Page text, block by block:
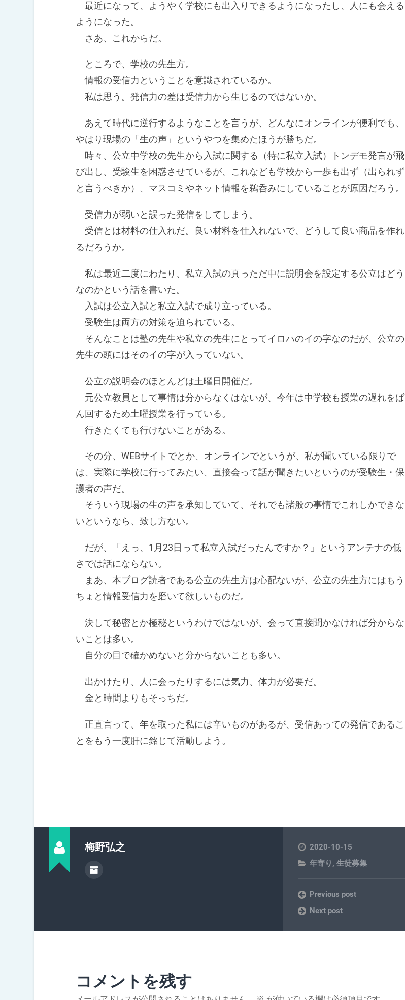
最近になって、ようやく学校にも出入りできるようになったし、人にも会える
ようになった。
さあ、これからだ。
ところで、学校の先生方。
情報の受信力ということを意識されているか。
私は思う。発信力の差は受信力から生じるのではないか。
あえて時代に逆行するようなことを言うが、どんなにオンラインが便利でも、
やはり現場の「生の声」というやつを集めたほうが勝ちだ。
時々、公立中学校の先生から入試に関する（特に私立入試）トンデモ発言が飛
び出し、受験生を困惑させているが、これなども学校から一歩も出ず（出られず
と言うべきか）、マスコミやネット情報を鵜呑みにしていることが原因だろう。
受信力が弱いと誤った発信をしてしまう。
受信とは材料の仕入れだ。良い材料を仕入れないで、どうして良い商品を作れ
るだろうか。
私は最近二度にわたり、私立入試の真っただ中に説明会を設定する公立はどう
なのかという話を書いた。
入試は公立入試と私立入試で成り立っている。
受験生は両方の対策を迫られている。
そんなことは塾の先生や私立の先生にとってイロハのイの字なのだが、公立の
先生の頭にはそのイの字が入っていない。
公立の説明会のほとんどは土曜日開催だ。
元公立教員として事情は分からなくはないが、今年は中学校も授業の遅れをば
ん回するため土曜授業を行っている。
行きたくても行けないことがある。
その分、WEBサイトでとか、オンラインでというが、私が聞いている限りで
は、実際に学校に行ってみたい、直接会って話が聞きたいというのが受験生・保
護者の声だ。
そういう現場の生の声を承知していて、それでも諸般の事情でこれしかできな
いというなら、致し方ない。
だが、「えっ、1月23日って私立入試だったんですか？」というアンテナの低
さでは話にならない。
まあ、本ブログ読者である公立の先生方は心配ないが、公立の先生方にはもう
ちょと情報受信力を磨いて欲しいものだ。
決して秘密とか極秘というわけではないが、会って直接聞かなければ分からな
いことは多い。
自分の目で確かめないと分からないことも多い。
出かけたり、人に会ったりするには気力、体力が必要だ。
金と時間よりもそっちだ。
正直言って、年を取った私には辛いものがあるが、受信あっての発信であるこ
とをもう一度肝に銘じて活動しよう。
梅野弘之
2020-10-15
年寄り ,生徒募集
Previous post
Next post
コメントを残す